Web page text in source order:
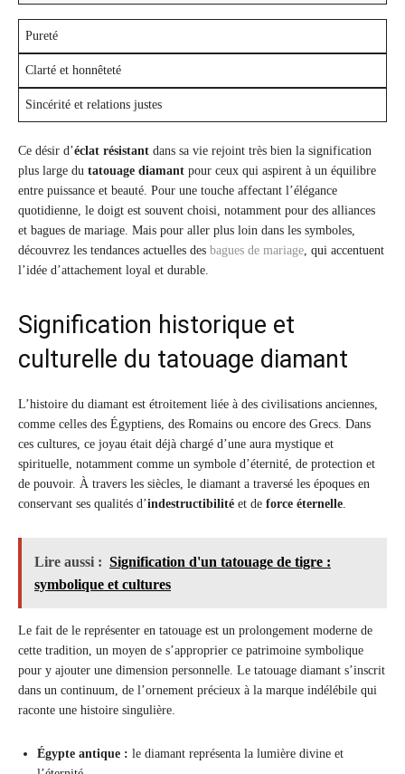
Pureté
Clarté et honnêteté
Sincérité et relations justes
Ce désir d’éclat résistant dans sa vie rejoint très bien la signification
plus large du tatouage diamant pour ceux qui aspirent à un équilibre
entre puissance et beauté. Pour une touche affectant l’élégance
quotidienne, le doigt est souvent choisi, notamment pour des alliances
et bagues de mariage. Mais pour aller plus loin dans les symboles,
découvrez les tendances actuelles des bagues de mariage, qui accentuent
l’idée d’attachement loyal et durable.
Signification historique et
culturelle du tatouage diamant
L’histoire du diamant est étroitement liée à des civilisations anciennes,
comme celles des Égyptiens, des Romains ou encore des Grecs. Dans
ces cultures, ce joyau était déjà chargé d’une aura mystique et
spirituelle, notamment comme un symbole d’éternité, de protection et
de pouvoir. À travers les siècles, le diamant a traversé les époques en
conservant ses qualités d’indestructibilité et de force éternelle.
Lire aussi : Signification d'un tatouage de tigre :
symbolique et cultures
Le fait de le représenter en tatouage est un prolongement moderne de
cette tradition, un moyen de s’approprier ce patrimoine symbolique
pour y ajouter une dimension personnelle. Le tatouage diamant s’inscrit
dans un continuum, de l’ornement précieux à la marque indélébile qui
raconte une histoire singulière.
Égypte antique : le diamant représenta la lumière divine et